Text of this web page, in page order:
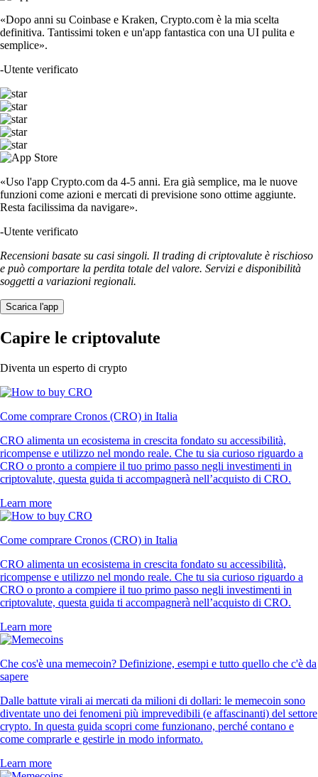
«Dopo anni su Coinbase e Kraken, Crypto.com è la mia scelta
definitiva. Tantissimi token e un'app fantastica con una UI pulita e
semplice».
-Utente verificato
«Uso l'app Crypto.com da 4-5 anni. Era già semplice, ma le nuove
funzioni come azioni e mercati di previsione sono ottime aggiunte.
Resta facilissima da navigare».
-Utente verificato
Recensioni basate su casi singoli. Il trading di criptovalute è rischioso
e può comportare la perdita totale del valore. Servizi e disponibilità
soggetti a variazioni regionali.
Scarica l'app
Capire le criptovalute
Diventa un esperto di crypto
Come comprare Cronos (CRO) in Italia
CRO alimenta un ecosistema in crescita fondato su accessibilità,
ricompense e utilizzo nel mondo reale. Che tu sia curioso riguardo a
CRO o pronto a compiere il tuo primo passo negli investimenti in
criptovalute, questa guida ti accompagnerà nell’acquisto di CRO.
Learn more
Come comprare Cronos (CRO) in Italia
CRO alimenta un ecosistema in crescita fondato su accessibilità,
ricompense e utilizzo nel mondo reale. Che tu sia curioso riguardo a
CRO o pronto a compiere il tuo primo passo negli investimenti in
criptovalute, questa guida ti accompagnerà nell’acquisto di CRO.
Learn more
Che cos'è una memecoin? Definizione, esempi e tutto quello che c'è da
sapere
Dalle battute virali ai mercati da milioni di dollari: le memecoin sono
diventate uno dei fenomeni più imprevedibili (e affascinanti) del settore
crypto. In questa guida scopri come funzionano, perché contano e
come comprarle e gestirle in modo informato.
Learn more